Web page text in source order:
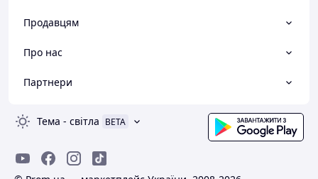
Продавцям
Про нас
Партнери
Тема - світла BETA